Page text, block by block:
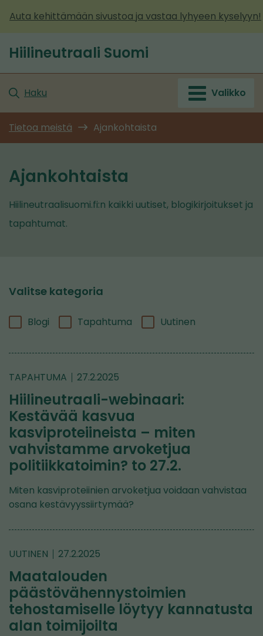
sisältöön
Auta kehittämään sivustoa ja vastaa lyhyeen kyselyyn!
Etusivu
Hiilineutraali Suomi
Haku Valikko
Tietoa meistä Ajankohtaista
Ajankohtaista
Hiilineutraalisuomi.fi:n kaikki uutiset, blogikirjoitukset ja
tapahtumat.
Valitse kategoria
Blogi Tapahtuma Uutinen
TAPAHTUMA 27.2.2025
Hiilineutraali-webinaari:
Kestävää kasvua
kasviproteiineista – miten
vahvistamme arvoketjua
politiikkatoimin? to 27.2.
Miten kasviproteiinien arvoketjua voidaan vahvistaa
osana kestävyyssiirtymää?
UUTINEN 27.2.2025
Maatalouden
päästövähennystoimien
tehostamiselle löytyy kannatusta
alan toimijoilta